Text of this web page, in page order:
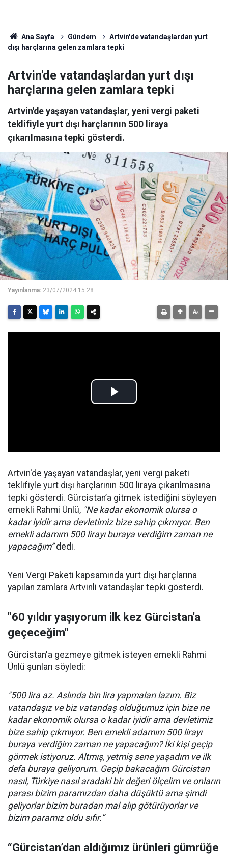
Ana Sayfa Gündem
Artvin'de vatandaşlardan yurt
dışı harçlarına gelen zamlara tepki
Artvin'de vatandaşlardan yurt dışı
harçlarına gelen zamlara tepki
Artvin'de yaşayan vatandaşlar, yeni vergi paketi
teklifiyle yurt dışı harçlarının 500 liraya
çıkarılmasına tepki gösterdi.
Yayınlanma: 23/07/2024 15:28
Artvin'de yaşayan vatandaşlar, yeni vergi paketi
teklifiyle yurt dışı harçlarının 500 liraya çıkarılmasına
tepki gösterdi. Gürcistan’a gitmek istediğini söyleyen
emekli Rahmi Ünlü, "Ne kadar ekonomik olursa o
kadar iyidir ama devletimiz bize sahip çıkmıyor. Ben
emekli adamım 500 lirayı buraya verdiğim zaman ne
yapacağım”dedi.
Yeni Vergi Paketi kapsamında yurt dışı harçlarına
yapılan zamlara Artvinli vatandaşlar tepki gösterdi.
"60 yıldır yaşıyorum ilk kez Gürcistan'a
geçeceğim"
Gürcistan'a gezmeye gitmek isteyen emekli Rahmi
Ünlü şunları söyledi:
"500 lira az. Aslında bin lira yapmaları lazım. Biz
vatandaşız ve biz vatandaş olduğumuz için bize ne
kadar ekonomik olursa o kadar iyidir ama devletimiz
bize sahip çıkmıyor. Ben emekli adamım 500 lirayı
buraya verdiğim zaman ne yapacağım? İki kişi geçip
görmek istiyoruz. Altmış, yetmiş sene yaşadım ve ilk
defa buraya geliyorum. Geçip bakacağım Gürcistan
nasıl, Türkiye nasıl aradaki bir değeri ölçelim ve onların
parası bizim paramızdan daha düşüktü ama şimdi
geliyorlar bizim buradan mal alıp götürüyorlar ve
bizim paramız oldu sıfır.”
“Gürcistan’dan aldığımız ürünleri gümrüğe